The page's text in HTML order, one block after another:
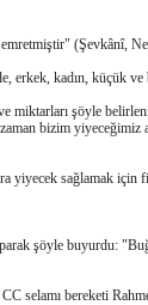
emretmiştir" (Şevkânî,
erkek, kadın, küçük
miktarları şöyle
bizim
yiyecek sağlamak
şöyle buyurdu:
selamı bereketi